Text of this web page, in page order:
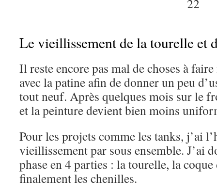
22
Le vieillissement de la tourelle et
Il reste encore pas mal de choses à
avec la patine afin de donner un peu
tout neuf. Après quelques mois sur le
et la peinture devient bien moins
Pour les projets comme les tanks, j’ai
vieillissement par sous ensemble. J’ai
phase en 4 parties : la tourelle, la
finalement les chenilles.